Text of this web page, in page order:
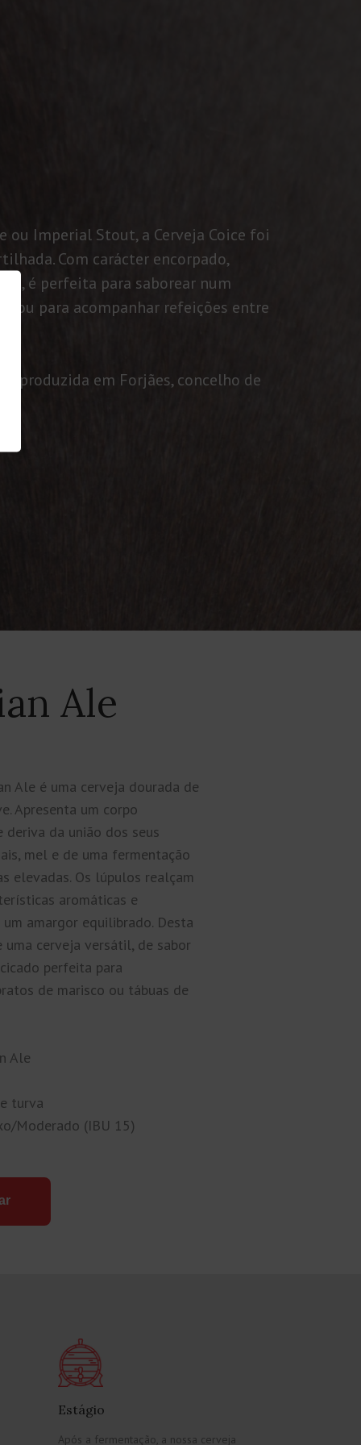
ou Imperial Stout, a Cerveja Coice foi
Com carácter encorpado,
é perfeita para saborear num
ou para acompanhar refeições entre
produzida em Forjães, concelho de
Ale
Ale é uma cerveja dourada de
Apresenta um corpo
deriva da união dos seus
mel e de uma fermentação
elevadas. Os lúpulos realçam
aromáticas e
amargor equilibrado. Desta
uma cerveja versátil, de sabor
perfeita para
de marisco ou tábuas de
Ale
turva
Moderado (IBU 15)
Estágio
Após a fermentação, a nossa cerveja